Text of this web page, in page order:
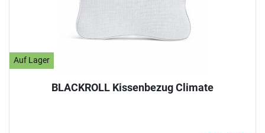
Auf Lager
BLACKROLL Kissenbezug Climate